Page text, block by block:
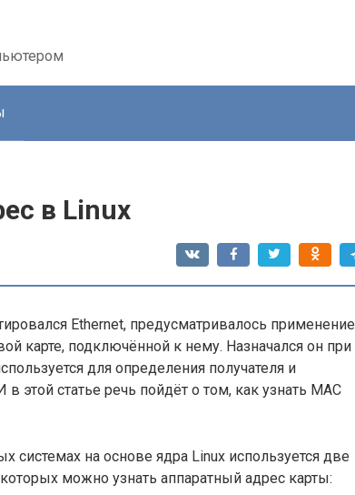
в Linux
Ethernet, предусматривалось применение
карте, подключённой к нему. Назначался он при
для определения получателя и
этой статье речь пойдёт о том, как узнать MAC
системах на основе ядра Linux используется две
можно узнать аппаратный адрес карты: